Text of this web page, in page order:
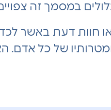
במסמך זה
חוות דעת באשר
ומטרותיו של כל